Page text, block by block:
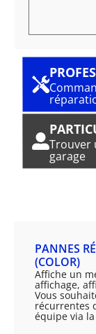
Trouver
garage
PANNES
(COLOR)
Affiche un
affichage,
Vous
récurrentes
équipe via